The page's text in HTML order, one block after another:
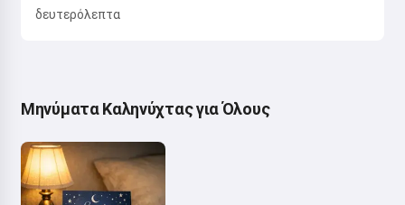
δευτερόλεπτα
Μηνύματα Καληνύχτας για Όλους